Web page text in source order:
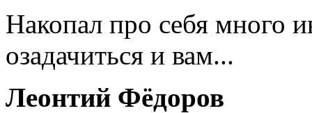
Накопал про себя много
озадачиться и вам...
Леонтий Фёдоров